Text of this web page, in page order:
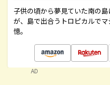
子供の頃から夢見ていた南の
が、島で出合うトロピカルで
憶。
AD